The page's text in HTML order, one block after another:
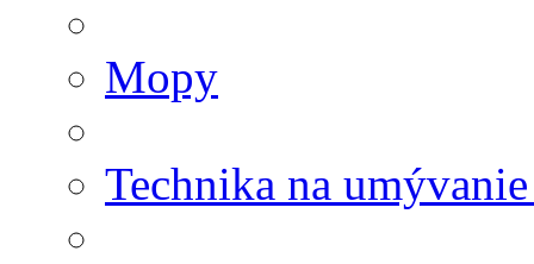
Mopy
Technika na